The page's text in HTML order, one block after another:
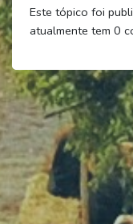
Este tópico foi
atualmente tem 0